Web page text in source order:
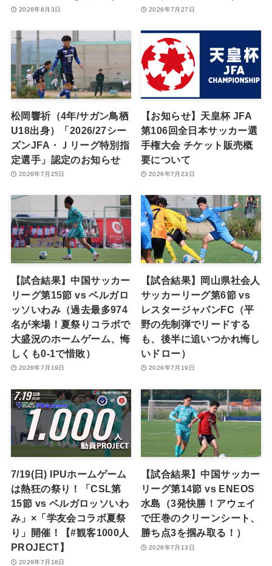
2026年8月3日 2026年7月27日
松岡響祈（4年/サガン鳥栖
U18出身）「2026/27シー
ズンJFA・Ｊリーグ特別指
定選手」認定のお知らせ
2026年7月25日
【お知らせ】天皇杯 JFA
第106回全日本サッカー選
手権大会 チケット販売概
要について
2026年7月23日
【試合結果】中国サッカー
リーグ第15節 vs ベルガロ
ッソいわみ（過去最多974
名が来場！夏祭りコラボで
大盛況のホームゲーム、悔
しくも0-1で惜敗）
2026年7月19日
【試合結果】岡山県社会人
サッカーリーグ第6節 vs
レスタージャパンFC（平
野の先制弾でリードする
も、後半に追いつかれ悔し
いドロー）
2026年7月19日
7/19(日) IPUホームゲーム
は熱狂の祭り！「CSL第
15節 vs ベルガロッソいわ
み」×「学友会コラボ夏祭
り」開催！【#観客1000人
PROJECT】
2026年7月16日
【試合結果】中国サッカー
リーグ第14節 vs ENEOS
水島（3発快勝！アウェイ
で圧巻のクリーンシート、
勝ち点3を掴み取る！）
2026年7月13日